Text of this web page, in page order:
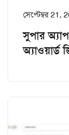
সেপ্টেম্বর 21,
সুপার অ্যাপ
অ্যাওয়ার্ড